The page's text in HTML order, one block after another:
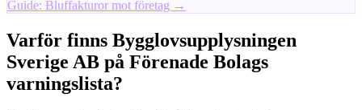
Guide: Bluffakturor mot företag →
Varför finns Bygglovsupplysningen
Sverige AB på Förenade Bolags
varningslista?